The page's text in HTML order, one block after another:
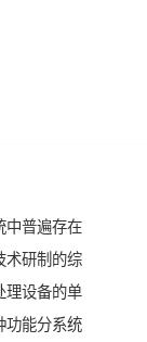
中普遍存在
术研制的综
理设备的单
功能分系统